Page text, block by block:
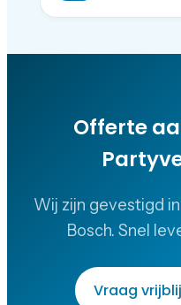
Offerte
Wij zijn gevestigd
Bosch. Snel
Vraag